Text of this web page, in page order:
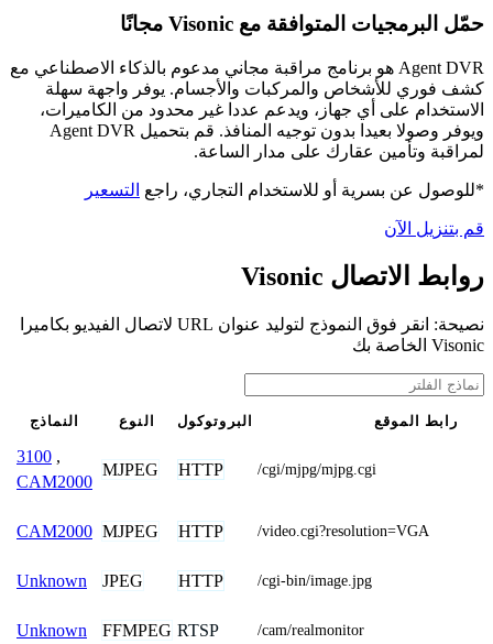
حمّل البرمجيات المتوافقة مع Visonic مجانًا
Agent DVR هو برنامج مراقبة مجاني مدعوم بالذكاء الاصطناعي مع
كشف فوري للأشخاص والمركبات والأجسام. يوفر واجهة سهلة
الاستخدام على أي جهاز، ويدعم عددا غير محدود من الكاميرات،
ويوفر وصولا بعيدا بدون توجيه المنافذ. قم بتحميل Agent DVR
لمراقبة وتأمين عقارك على مدار الساعة.
*للوصول عن بسرية أو للاستخدام التجاري، راجع التسعير
قم بتنزيل الآن
روابط الاتصال Visonic
نصيحة: انقر فوق النموذج لتوليد عنوان URL لاتصال الفيديو بكاميرا
Visonic الخاصة بك
النماذج النوع البروتوكول رابط الموقع
3100 ,
CAM2000
MJPEG HTTP /cgi/mjpg/mjpg.cgi
CAM2000 MJPEG HTTP /video.cgi?resolution=VGA
Unknown JPEG HTTP /cgi-bin/image.jpg
Unknown FFMPEG RTSP /cam/realmonitor